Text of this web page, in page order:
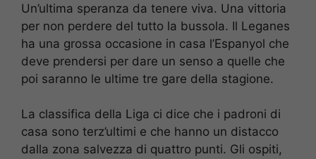
Un’ultima speranza da tenere viva. Una vittoria
per non perdere del tutto la bussola. Il Leganes
ha una grossa occasione in casa l’Espanyol che
deve prendersi per dare un senso a quelle che
poi saranno le ultime tre gare della stagione.
La classifica della Liga ci dice che i padroni di
casa sono terz’ultimi e che hanno un distacco
dalla zona salvezza di quattro punti. Gli ospiti,